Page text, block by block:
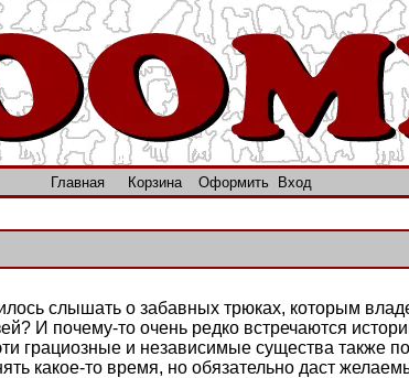
Главная Корзина Оформить
Вход
слышать о забавных трюках, которым
И почему-то очень редко встречаются
грациозные и независимые существа также
какое-то время, но обязательно даст